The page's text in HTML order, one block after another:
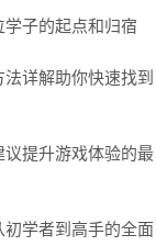
子的起点和归宿
详解助你快速找到
提升游戏体验的最
学者到高手的全面